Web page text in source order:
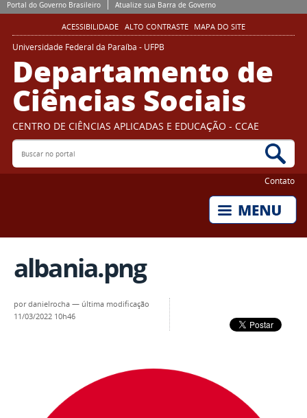
Portal do Governo Brasileiro Atualize sua Barra de Governo
ACESSIBILIDADE ALTO CONTRASTE MAPA DO SITE
Universidade Federal da Paraíba - UFPB
Departamento de
Ciências Sociais
CENTRO DE CIÊNCIAS APLICADAS E EDUCAÇÃO - CCAE
Buscar no portal
Contato
albania.png
pordanielrocha — última modificação
11/03/2022 10h46